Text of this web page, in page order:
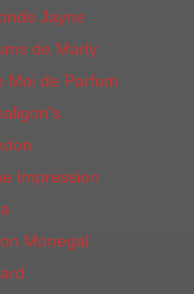
Jayne
de Marly
de Parfum
Impression
Monegal